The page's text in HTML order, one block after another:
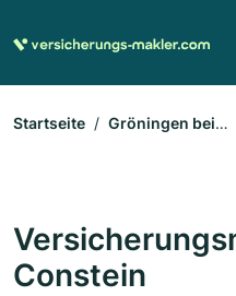
Startseite
Gröningen bei
Constein